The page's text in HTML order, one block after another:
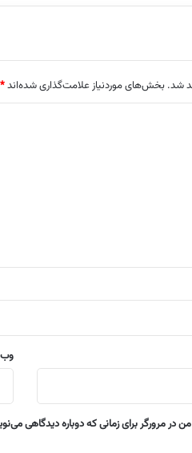
شد. بخش‌های موردنیاز علامت‌گذاری شده‌اند*
در مرورگر برای زمانی که دوباره دیدگاهی